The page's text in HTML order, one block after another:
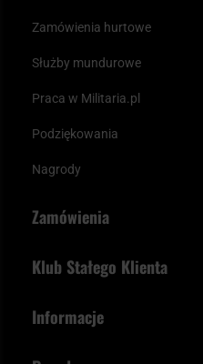
Zamówienia hurtowe
Służby mundurowe
Praca w Militaria.pl
Podziękowania
Nagrody
Zamówienia
Paczka w weekend
Klub Stałego Klienta
Informacje